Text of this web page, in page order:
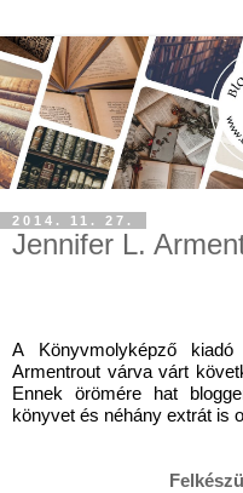
2014. 11. 27.
Jennifer L.
A Könyvmolyképző
Armentrout várva várt
Ennek örömére hat
könyvet és néhány extrát is